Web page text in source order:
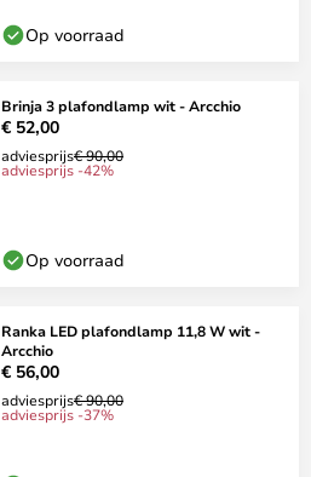
Op voorraad
Brinja 3 plafondlamp wit - Arcchio
€ 52,00
adviesprijs€ 90,00
adviesprijs -42%
Op voorraad
Ranka LED plafondlamp 11,8 W wit -
Arcchio
€ 56,00
adviesprijs€ 90,00
adviesprijs -37%